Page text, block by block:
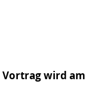
Vortrag wird am